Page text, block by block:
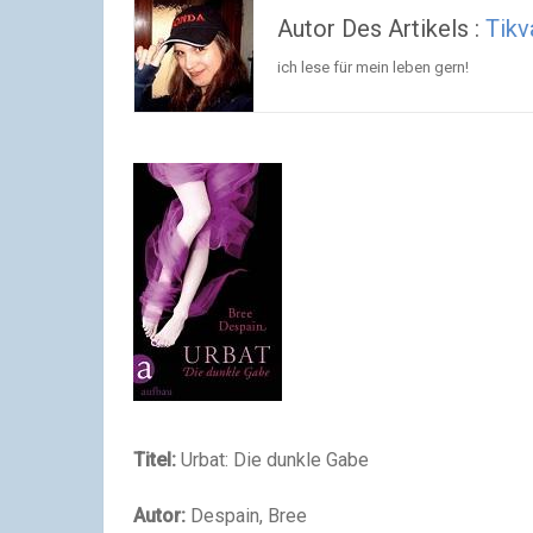
Autor Des Artikels :
ich lese für mein leben gern!
Titel: Urbat: Die dunkle Gabe
Autor: Despain, Bree